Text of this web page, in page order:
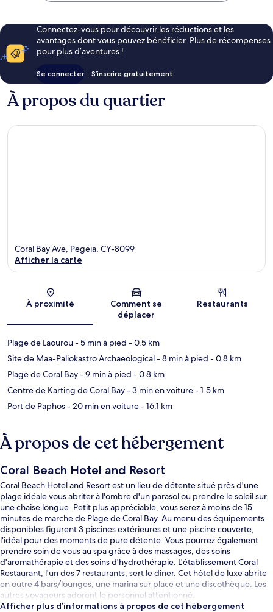
Connectez-vous pour découvrir les réductions et les
avantages dont vous pouvez bénéficier. Plus de récompenses
pour plus d’aventures !
Se connecter S’inscrire gratuitement
À propos du quartier
Carte
Coral Bay Ave, Pegeia, CY-8099
Afficher la carte
À proximité
Comment se
déplacer
Restaurants
Plage de Laourou- 5 min à pied - 0.5 km
Site de Maa-Paliokastro Archaeological- 8 min à pied - 0.8 km
Plage de Coral Bay- 9 min à pied - 0.8 km
Centre de Karting de Coral Bay- 3 min en voiture- 1.5 km
Port de Paphos- 20 min en voiture- 16.1 km
À propos de cet hébergement
Coral Beach Hotel and Resort
Coral Beach Hotel and Resort est un lieu de détente situé près d'une
plage idéale vous abriter à l'ombre d'un parasol ou prendre le soleil sur
une chaise longue. Petit plus appréciable, vous serez à moins de 15
minutes de marche de Plage de Coral Bay. Au menu des équipements
disponibles figurent 3 piscines extérieures et une piscine couverte,
l'idéal pour des moments de pure détente. Vous pourrez également
prendre soin de vous au spa grâce à des massages, des soins
d'aromathérapie et des soins d'hydrothérapie. L'établissement Coral
Restaurant, l'un des 7 restaurants, sert le dîner. Cet hôtel de luxe abrite
en outre 4 bars/lounges, une marina sur place et une discothèque. Les
autres voyageurs adorent le personnel attentionné.
Afficher plus d’informations à propos de cet hébergement